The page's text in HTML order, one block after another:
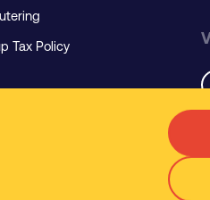
Tax Policy